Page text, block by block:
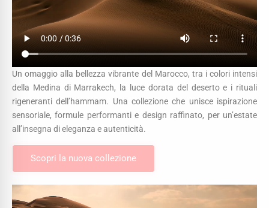
Un omaggio alla bellezza vibrante del Marocco, tra i colori intensi
della Medina di Marrakech, la luce dorata del deserto e i rituali
rigeneranti dell’hammam. Una collezione che unisce ispirazione
sensoriale, formule performanti e design raffinato, per un’estate
all’insegna di eleganza e autenticità.
Scopri la nuova collezione